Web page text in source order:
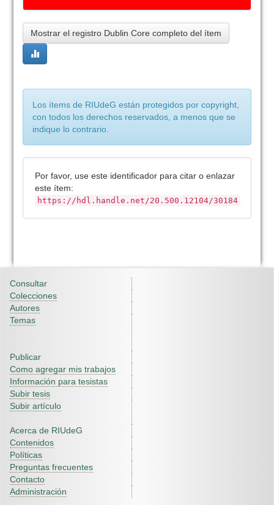
Mostrar el registro Dublin Core completo del ítem
Los ítems de RIUdeG están protegidos por copyright,
con todos los derechos reservados, a menos que se
indique lo contrario.
Por favor, use este identificador para citar o enlazar
este ítem:
https://hdl.handle.net/20.500.12104/30184
Consultar
Colecciones
Autores
Temas
Publicar
Como agregar mis trabajos
Información para tesistas
Subir tesis
Subir artículo
Acerca de RIUdeG
Contenidos
Políticas
Preguntas frecuentes
Contacto
Administración